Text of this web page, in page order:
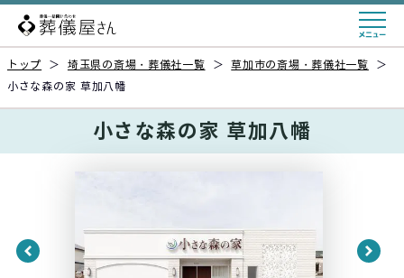
トップ ＞ 埼玉県の斎場・葬儀社一覧 ＞ 草加市の斎場・葬儀社一覧
＞
小さな森の家 草加八幡
小さな森の家 草加八幡